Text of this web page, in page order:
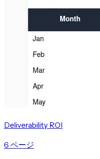
Deliverability ROI
6 ページ